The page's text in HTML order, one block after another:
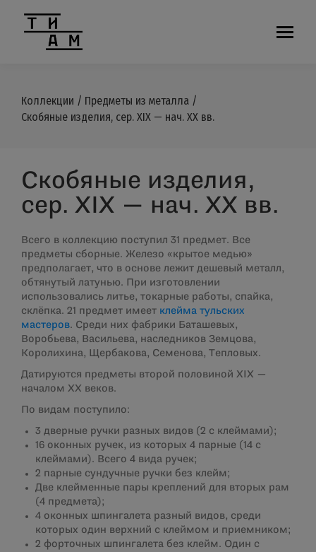
Коллекции / Предметы из металла /
Скобяные изделия, сер. ХIХ — нач. ХХ вв.
Скобяные изделия,
сер. ХIХ — нач. ХХ вв.
Всего в коллекцию поступил 31 предмет. Все
предметы сборные. Железо «крытое медью»
предполагает, что в основе лежит дешевый металл,
обтянутый латунью. При изготовлении
использовались литье, токарные работы, спайка,
склёпка. 21 предмет имеет клейма тульских
мастеров. Среди них фабрики Баташевых,
Воробьева, Васильева, наследников Земцова,
Королихина, Щербакова, Семенова, Тепловых.
Датируются предметы второй половиной ХIХ —
началом ХХ веков.
По видам поступило:
3 дверные ручки разных видов (2 с клеймами);
16 оконных ручек, из которых 4 парные (14 с
клеймами). Всего 4 вида ручек;
2 парные сундучные ручки без клейм;
Две клейменные пары креплений для вторых рам
(4 предмета);
4 оконных шпингалета разный видов, среди
которых один верхний с клеймом и приемником;
2 форточных шпингалета без клейм. Один с